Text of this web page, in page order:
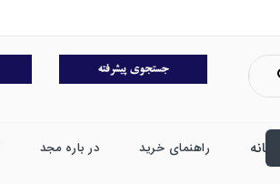
خانه راهنمای خرید در باره مجد